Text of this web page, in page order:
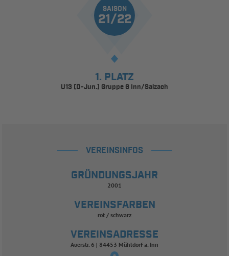
SAISON
21/22
1. PLATZ
U13 (D-Jun.) Gruppe 6 Inn/Salzach
VEREINSINFOS
GRÜNDUNGSJAHR
2001
VEREINSFARBEN
rot / schwarz
VEREINSADRESSE
Auerstr. 6 | 84453 Mühldorf a. Inn